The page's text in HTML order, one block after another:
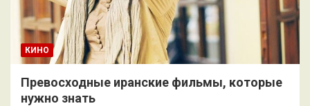
КИНО
Превосходные иранские фильмы, которые
нужно знать